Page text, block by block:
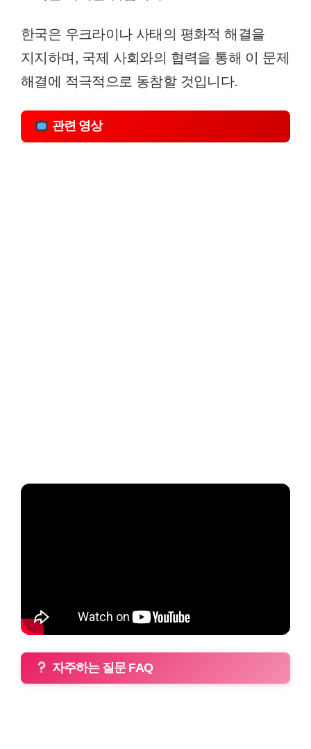
한국은 우크라이나 사태의 평화적 해결을
지지하며, 국제 사회와의 협력을 통해 이 문제
해결에 적극적으로 동참할 것입니다.
관련 영상
자주하는 질문 FAQ